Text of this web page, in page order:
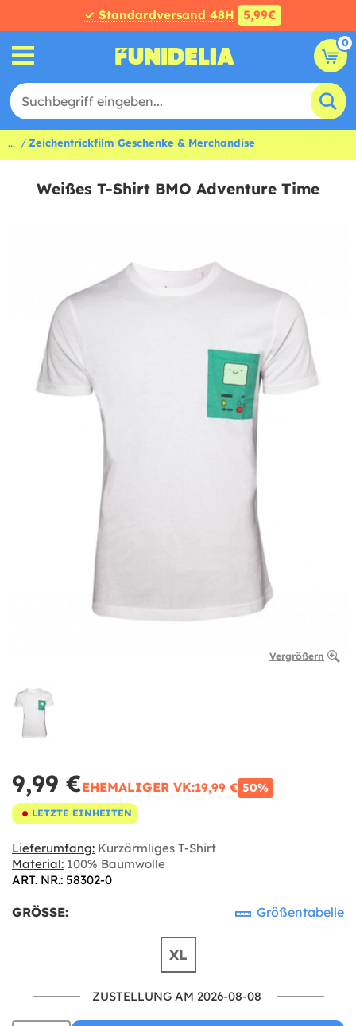
✓ Standardversand 48H 5,99€
0
... Zeichentrickfilm Geschenke & Merchandise
Weißes T-Shirt BMO Adventure Time
Vergrößern
9,99 €EHEMALIGER VK:19,99 € 50%
LETZTE EINHEITEN
Lieferumfang: Kurzärmliges T-Shirt
Material: 100% Baumwolle
ART. NR.: 58302-0
GRÖSSE: Größentabelle
XL
ZUSTELLUNG AM 2026-08-08